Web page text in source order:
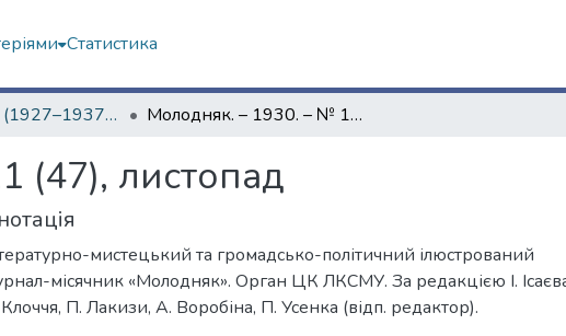
Статистика
"Молодняк" (1927–1937 рр.) Молодняк. – 1930. – № 11 (47), листопад
(47), листопад
мистецький та громадсько-політичний ілюстрований
місячник «Молодняк». Орган ЦК ЛКСМУ. За редакцією І.
П. Лакизи, А. Воробіна, П. Усенка (відп. редактор).